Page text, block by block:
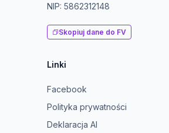
NIP: 5862312148
Skopiuj dane do FV
Linki
Facebook
Polityka prywatności
Deklaracja AI